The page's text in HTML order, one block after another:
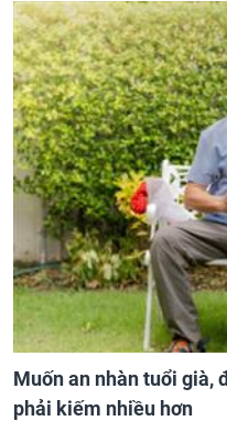
Muốn an nhàn tuổi già,
phải kiếm nhiều hơn